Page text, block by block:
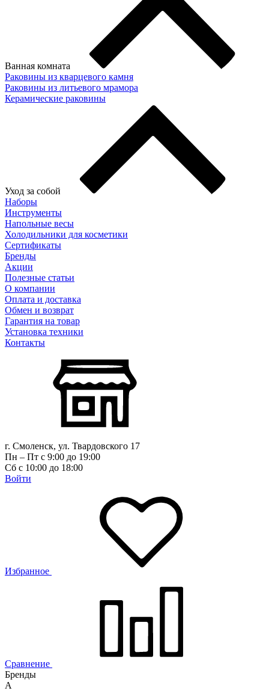
Ванная комната
Раковины из кварцевого камня
Раковины из литьевого мрамора
Керамические раковины
Уход за собой
Наборы
Инструменты
Напольные весы
Холодильники для косметики
Сертификаты
Бренды
Акции
Полезные статьи
О компании
Оплата и доставка
Обмен и возврат
Гарантия на товар
Установка техники
Контакты
г. Смоленск, ул. Твардовского 17
Пн – Пт с 9:00 до 19:00
Сб с 10:00 до 18:00
Войти
Избранное
Сравнение
Бренды
A